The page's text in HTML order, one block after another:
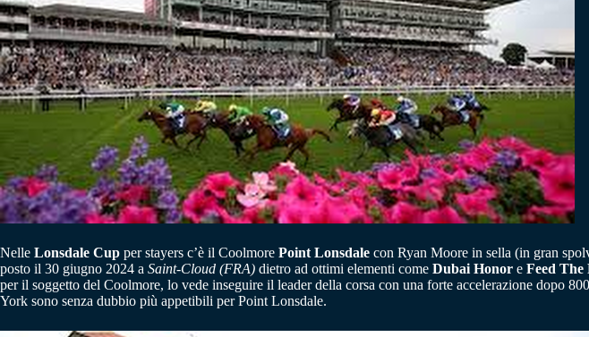
Nelle Lonsdale Cup per stayers c’è il Coolmore Point Lonsdale con Ryan Moore in sella (in gran
posto il 30 giugno 2024 a Saint-Cloud (FRA) dietro ad ottimi elementi come Dubai Honor e Feed The
per il soggetto del Coolmore, lo vede inseguire il leader della corsa con una forte accelerazione dopo
York sono senza dubbio più appetibili per Point Lonsdale.